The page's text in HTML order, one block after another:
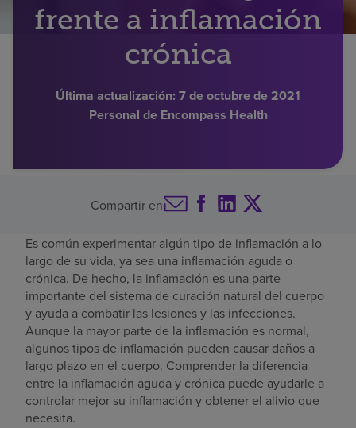
Buscar un centro
Inversores
frente a inflamación
crónica
Última actualización: 7 de octubre de 2021
Personal de Encompass Health
Compartir en
Es común experimentar algún tipo de inflamación a lo
largo de su vida, ya sea una inflamación aguda o
crónica. De hecho, la inflamación es una parte
importante del sistema de curación natural del cuerpo
y ayuda a combatir las lesiones y las infecciones.
Aunque la mayor parte de la inflamación es normal,
algunos tipos de inflamación pueden causar daños a
largo plazo en el cuerpo. Comprender la diferencia
entre la inflamación aguda y crónica puede ayudarle a
controlar mejor su inflamación y obtener el alivio que
necesita.